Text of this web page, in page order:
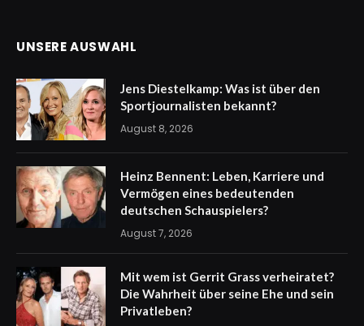
UNSERE AUSWAHL
Jens Diestelkamp: Was ist über den
Sportjournalisten bekannt?
August 8, 2026
Heinz Bennent: Leben, Karriere und
Vermögen eines bedeutenden
deutschen Schauspielers?
August 7, 2026
Mit wem ist Gerrit Grass verheiratet?
Die Wahrheit über seine Ehe und sein
Privatleben?